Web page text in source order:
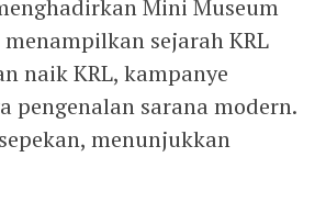
Mini Museum
sejarah KRL
naik KRL, kampanye
pengenalan sarana modern.
menunjukkan